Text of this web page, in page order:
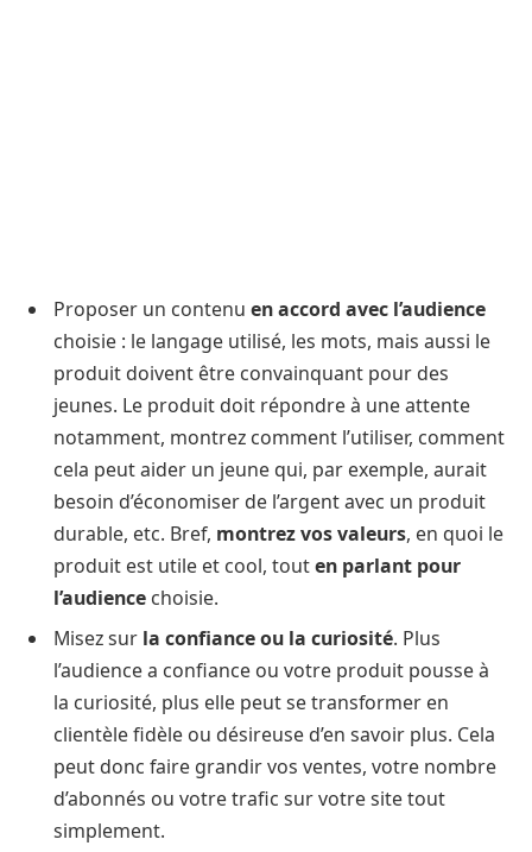
Proposer un contenu en accord avec l’audience
choisie : le langage utilisé, les mots, mais aussi le
produit doivent être convainquant pour des
jeunes. Le produit doit répondre à une attente
notamment, montrez comment l’utiliser, comment
cela peut aider un jeune qui, par exemple, aurait
besoin d’économiser de l’argent avec un produit
durable, etc. Bref, montrez vos valeurs, en quoi le
produit est utile et cool, touten parlant pour
l’audience choisie.
Misez sur la confiance ou la curiosité. Plus
l’audience a confiance ou votre produit pousse à
la curiosité, plus elle peut se transformer en
clientèle fidèle ou désireuse d’en savoir plus. Cela
peut donc faire grandir vos ventes, votre nombre
d’abonnés ou votre trafic sur votre site tout
simplement.